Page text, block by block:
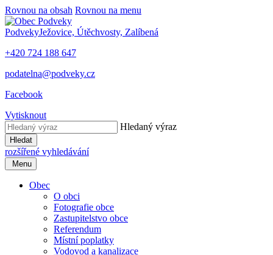
Rovnou na obsah Rovnou na menu
PodvekyJežovice, Útěchvosty, Zalíbená
+420 724 188 647
podatelna@podveky.cz
Facebook
Vytisknout
Hledaný výraz
Hledat
rozšířené vyhledávání
Menu
Obec
O obci
Fotografie obce
Zastupitelstvo obce
Referendum
Místní poplatky
Vodovod a kanalizace